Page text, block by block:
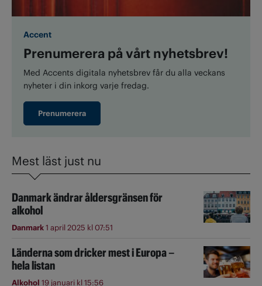
Accent
Prenumerera på vårt nyhetsbrev!
Med Accents digitala nyhetsbrev får du alla veckans
nyheter i din inkorg varje fredag.
Prenumerera
Mest läst just nu
Danmark ändrar åldersgränsen för
alkohol
Danmark1 april 2025 kl 07:51
Länderna som dricker mest i Europa –
hela listan
Alkohol 19 januari kl 15:56